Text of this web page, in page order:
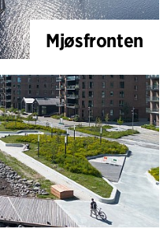
Mjøsfronten